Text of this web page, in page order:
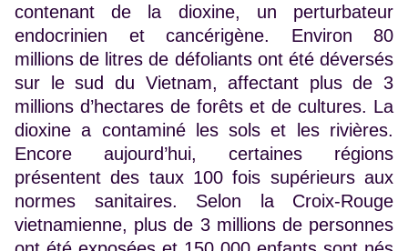
contenant de la dioxine, un perturbateur
endocrinien et cancérigène. Environ 80
millions de litres de défoliants ont été déversés
sur le sud du Vietnam, affectant plus de 3
millions d’hectares de forêts et de cultures. La
dioxine a contaminé les sols et les rivières.
Encore aujourd’hui, certaines régions
présentent des taux 100 fois supérieurs aux
normes sanitaires. Selon la Croix-Rouge
vietnamienne, plus de 3 millions de personnes